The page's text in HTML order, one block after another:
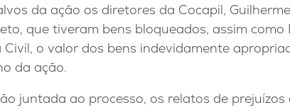
da ação os diretores da Cocapil,
que tiveram bens bloqueados, assim como
o valor dos bens indevidamente
da ação.
juntada ao processo, os relatos de